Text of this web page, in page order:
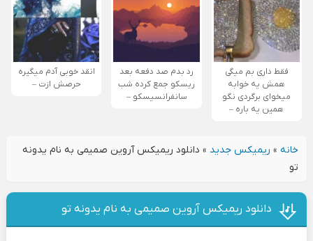
فقط داری بم میگی
همش یه خوابه
میخوای برگردی نگو
همین یه باره –
رد بدم صد دفعه بعد
ریسکو جمع کرده شب
سانفرانسیسکو –
انقد خوبی آدم میگیره
حرصش ازت –
خانه» ریمیکس جدید » دانلود ریمیکس آروین صمیمی به نام یدونه
تو
دانلود ریمیکس آروین صمیمی به نام یدونه تو